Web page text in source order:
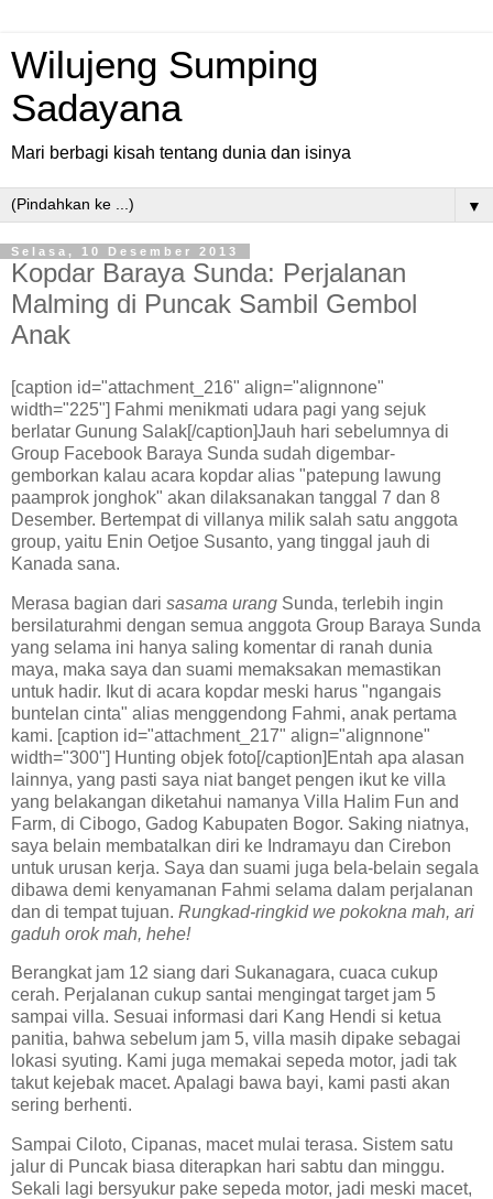
Wilujeng Sumping
Sadayana
Mari berbagi kisah tentang dunia dan isinya
▼
Selasa, 10 Desember 2013
Kopdar Baraya Sunda: Perjalanan
Malming di Puncak Sambil Gembol
Anak
[caption id="attachment_216" align="alignnone"
width="225"] Fahmi menikmati udara pagi yang sejuk
berlatar Gunung Salak[/caption]Jauh hari sebelumnya di
Group Facebook Baraya Sunda sudah digembar-
gemborkan kalau acara kopdar alias "patepung lawung
paamprok jonghok" akan dilaksanakan tanggal 7 dan 8
Desember. Bertempat di villanya milik salah satu anggota
group, yaitu Enin Oetjoe Susanto, yang tinggal jauh di
Kanada sana.
Merasa bagian dari sasama urang Sunda, terlebih ingin
bersilaturahmi dengan semua anggota Group Baraya Sunda
yang selama ini hanya saling komentar di ranah dunia
maya, maka saya dan suami memaksakan memastikan
untuk hadir. Ikut di acara kopdar meski harus "ngangais
buntelan cinta" alias menggendong Fahmi, anak pertama
kami. [caption id="attachment_217" align="alignnone"
width="300"] Hunting objek foto[/caption]Entah apa alasan
lainnya, yang pasti saya niat banget pengen ikut ke villa
yang belakangan diketahui namanya Villa Halim Fun and
Farm, di Cibogo, Gadog Kabupaten Bogor. Saking niatnya,
saya belain membatalkan diri ke Indramayu dan Cirebon
untuk urusan kerja. Saya dan suami juga bela-belain segala
dibawa demi kenyamanan Fahmi selama dalam perjalanan
dan di tempat tujuan. Rungkad-ringkid we pokokna mah, ari
gaduh orok mah, hehe!
Berangkat jam 12 siang dari Sukanagara, cuaca cukup
cerah. Perjalanan cukup santai mengingat target jam 5
sampai villa. Sesuai informasi dari Kang Hendi si ketua
panitia, bahwa sebelum jam 5, villa masih dipake sebagai
lokasi syuting. Kami juga memakai sepeda motor, jadi tak
takut kejebak macet. Apalagi bawa bayi, kami pasti akan
sering berhenti.
Sampai Ciloto, Cipanas, macet mulai terasa. Sistem satu
jalur di Puncak biasa diterapkan hari sabtu dan minggu.
Sekali lagi bersyukur pake sepeda motor, jadi meski macet,